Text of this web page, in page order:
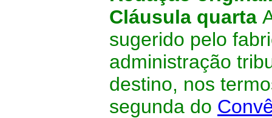
Cláusula quarta
sugerido pelo
administração
destino, nos
segunda do